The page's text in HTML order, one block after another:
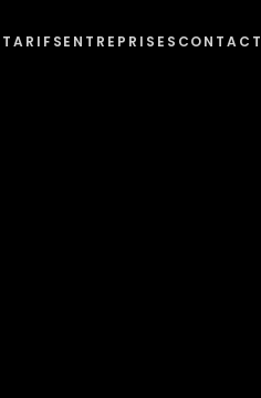
TARIFSENTREPRISES CONTACT